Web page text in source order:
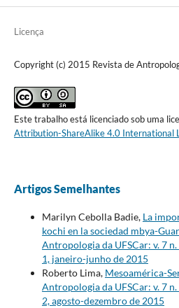
Licença
Copyright (c) 2015 Revista de
Este trabalho está licenciado sob uma
Attribution-ShareAlike 4.0 International
Artigos Semelhantes
Marilyn Cebolla Badie, La
kochi en la sociedad mbya-
Antropologia da UFSCar: v. 7
1, janeiro-junho de 2015
Roberto Lima, Mesoamérica-
Antropologia da UFSCar: v. 7
2, agosto-dezembro de 2015